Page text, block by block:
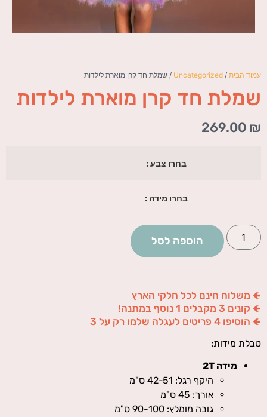
עמוד הבית /
Uncategorized / שמלת חד קרן מוארת לילדות
שמלת חד קרן מוארת לילדות
269.00 ₪
בחרו צבע :
בחרו מידה :
הוספה לסל
🢀 משלוח חינם לכל חלקי הארץ
🢀 קונים 3 מקבלים 1 נוסף במתנה!
🢀 הוסיפו 4 פריטים לעגלה שלמו רק על 3
טבלת מידות:
מידה 2T
היקף רגל: 42-51 ס"מ
אורך: 45 ס"מ
גובה מומלץ: 90-100 ס"מ